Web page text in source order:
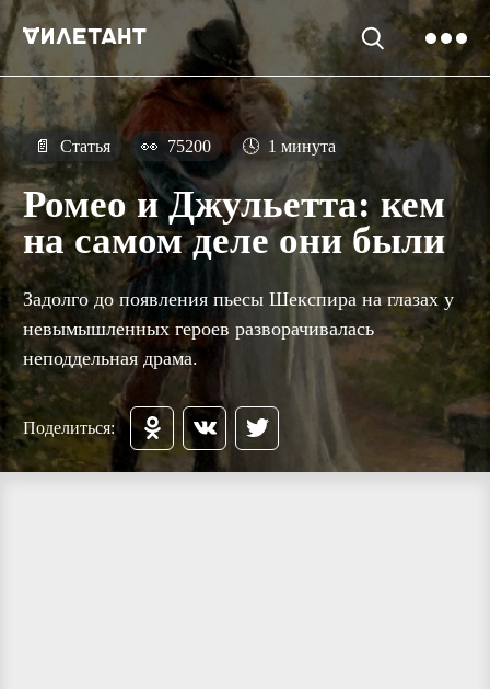
📄 Статья 👀 75200 🕓 1 минута
Ромео и Джульетта: кем
на самом деле они были
Задолго до появления пьесы Шекспира на глазах у
невымышленных героев разворачивалась
неподдельная драма.
Поделиться: